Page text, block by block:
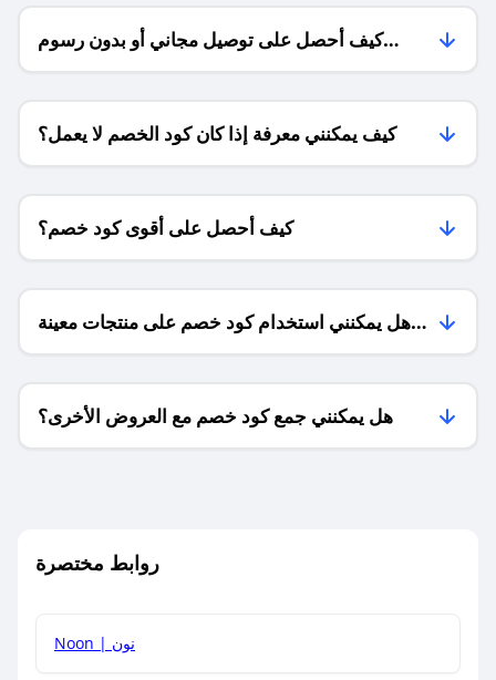
كيف أحصل على توصيل مجاني أو بدون رسوم
الشحن ؟
كيف يمكنني معرفة إذا كان كود الخصم لا يعمل؟
كيف أحصل على أقوى كود خصم؟
هل يمكنني استخدام كود خصم على منتجات معينة
فقط؟
هل يمكنني جمع كود خصم مع العروض الأخرى؟
روابط مختصرة
Noon | نون